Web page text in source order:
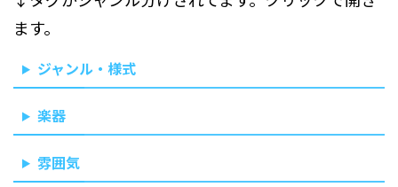
ます。
ジャンル・様式
楽器
雰囲気